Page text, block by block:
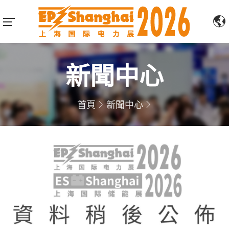
新聞中心
首頁 新聞中心